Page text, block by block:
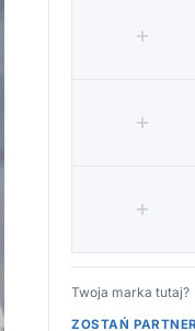
Twoja marka tutaj?
ZOSTAŃ